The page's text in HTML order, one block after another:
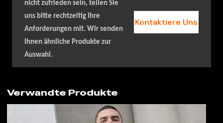
nicht zufrieden sein, teilen Sie
uns bitte rechtzeitig Ihre
Anforderungen mit. Wir senden
Ihnen ähnliche Produkte zur
Auswahl.
Kontaktiere Uns
Verwandte Produkte